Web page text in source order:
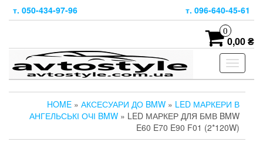
т. 050-434-97-96 т. 096-640-45-61
0
0,00 ₴
Toggle
HOME » АКСЕСУАРИ ДО BMW » LED МАРКЕРИ В
АНГЕЛЬСЬКІ ОЧІ BMW » LED МАРКЕР ДЛЯ БМВ BMW
E60 E70 E90 F01 (2*120W)